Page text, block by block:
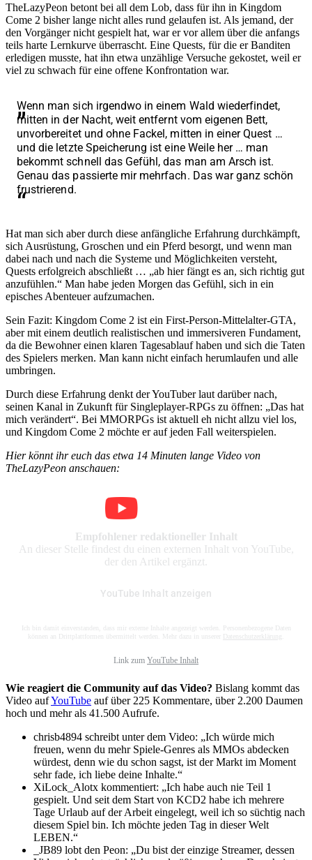
TheLazyPeon betont bei all dem Lob, dass für ihn in Kingdom
Come 2 bisher lange nicht alles rund gelaufen ist. Als jemand, der
den Vorgänger nicht gespielt hat, war er vor allem über die anfangs
teils harte Lernkurve überrascht. Eine Quests, für die er Banditen
erledigen musste, hat ihn etwa unzählige Versuche gekostet, weil er
viel zu schwach für eine offene Konfrontation war.
Wenn man sich irgendwo in einem Wald wiederfindet,
mitten in der Nacht, weit entfernt vom eigenen Bett,
unvorbereitet und ohne Fackel, mitten in einer Quest …
und die letzte Speicherung ist eine Weile her … man
bekommt schnell das Gefühl, das man am Arsch ist.
Genau das passierte mir mehrfach. Das war ganz schön
frustrierend.
Hat man sich aber durch diese anfängliche Erfahrung durchkämpft,
sich Ausrüstung, Groschen und ein Pferd besorgt, und wenn man
dabei nach und nach die Systeme und Möglichkeiten versteht,
Quests erfolgreich abschließt … „ab hier fängt es an, sich richtig gut
anzufühlen.“ Man habe jeden Morgen das Gefühl, sich in ein
episches Abenteuer aufzumachen.
Sein Fazit: Kingdom Come 2 ist ein First-Person-Mittelalter-GTA,
aber mit einem deutlich realistischen und immersiveren Fundament,
da die Bewohner einen klaren Tagesablauf haben und sich die Taten
des Spielers merken. Man kann nicht einfach herumlaufen und alle
umbringen.
Durch diese Erfahrung denkt der YouTuber laut darüber nach,
seinen Kanal in Zukunft für Singleplayer-RPGs zu öffnen: „Das hat
mich verändert“. Bei MMORPGs ist aktuell eh nicht allzu viel los,
und Kingdom Come 2 möchte er auf jeden Fall weiterspielen.
Hier könnt ihr euch das etwa 14 Minuten lange Video von
TheLazyPeon anschauen:
Empfohlener redaktioneller Inhalt
An dieser Stelle findest du einen externen Inhalt von YouTube,
der den Artikel ergänzt.
YouTube Inhalt anzeigen
Ich bin damit einverstanden, dass mir externe Inhalte angezeigt werden. Personenbezogene Daten
können an Drittplattformen übermittelt werden. Mehr dazu in unserer Datenschutzerklärung
Link zum YouTube Inhalt
Wie reagiert die Community auf das Video? Bislang kommt das
Video aufYouTube auf über 225 Kommentare, über 2.200 Daumen
hoch und mehr als 41.500 Aufrufe.
chrisb4894 schreibt unter dem Video: „Ich würde mich
freuen, wenn du mehr Spiele-Genres als MMOs abdecken
würdest, denn wie du schon sagst, ist der Markt im Moment
sehr fade, ich liebe deine Inhalte.“
XiLock_Alotx kommentiert: „Ich habe auch nie Teil 1
gespielt. Und seit dem Start von KCD2 habe ich mehrere
Tage Urlaub auf der Arbeit eingelegt, weil ich so süchtig nach
diesem Spiel bin. Ich möchte jeden Tag in dieser Welt
LEBEN.“
_JB89 lobt den Peon: „Du bist der einzige Streamer, dessen